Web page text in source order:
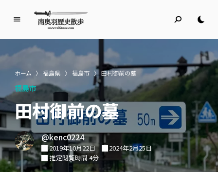
奥
歴
史
散
歩
名所旧跡と館めぐり
ホーム 〉 福島県 〉 福島市 〉 田村御前の墓
福島市
田村御前の墓
@kenc0224
2019年10月22日
2024年2月25日
推定閲覧時間 4分